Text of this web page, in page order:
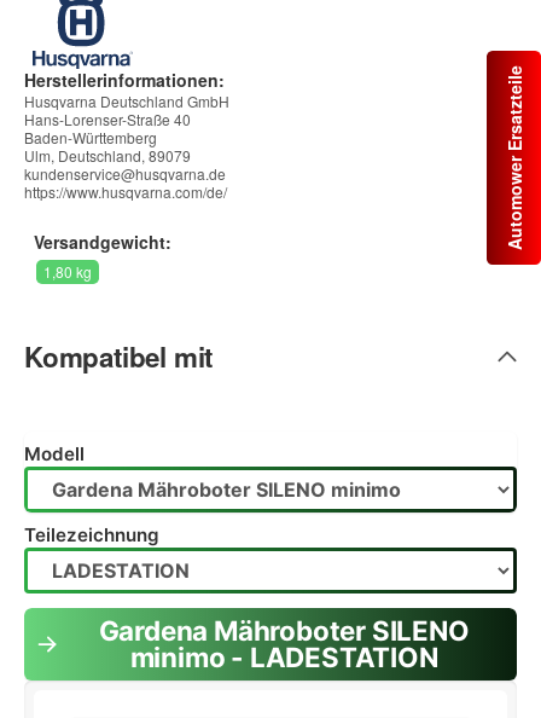
Automower Ersatzteile
Herstellerinformationen:
Husqvarna Deutschland GmbH
Hans-Lorenser-Straße 40
Baden-Württemberg
Ulm, Deutschland, 89079
kundenservice@husqvarna.de
https://www.husqvarna.com/de/
Versandgewicht:
1,80 kg
Kompatibel mit
Gardena Mähroboter SILENO
minimo - LADESTATION
Teilezeichnung
Modell